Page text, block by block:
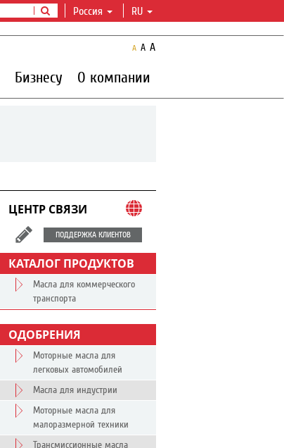
Россия RU
A A A
Бизнесу О компании
ЦЕНТР СВЯЗИ
ПОДДЕРЖКА КЛИЕНТОВ
КАТАЛОГ ПРОДУКТОВ
Масла для коммерческого
транспорта
ОДОБРЕНИЯ
Моторные масла для
легковых автомобилей
Масла для индустрии
Моторные масла для
малоразмерной техники
Трансмиссионные масла